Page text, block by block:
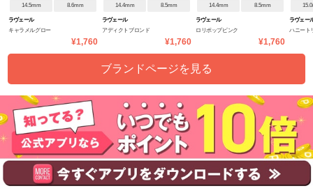
14.5mm 8.6mm
ラヴェール
キャラメルグロー
¥1,760
14.4mm 8.5mm
ラヴェール
アディクトブロンド
¥1,760
14.4mm 8.5mm
ラヴェール
ロリポップピンク
¥1,760
ラヴェー
ハニート
ブランドページを見る